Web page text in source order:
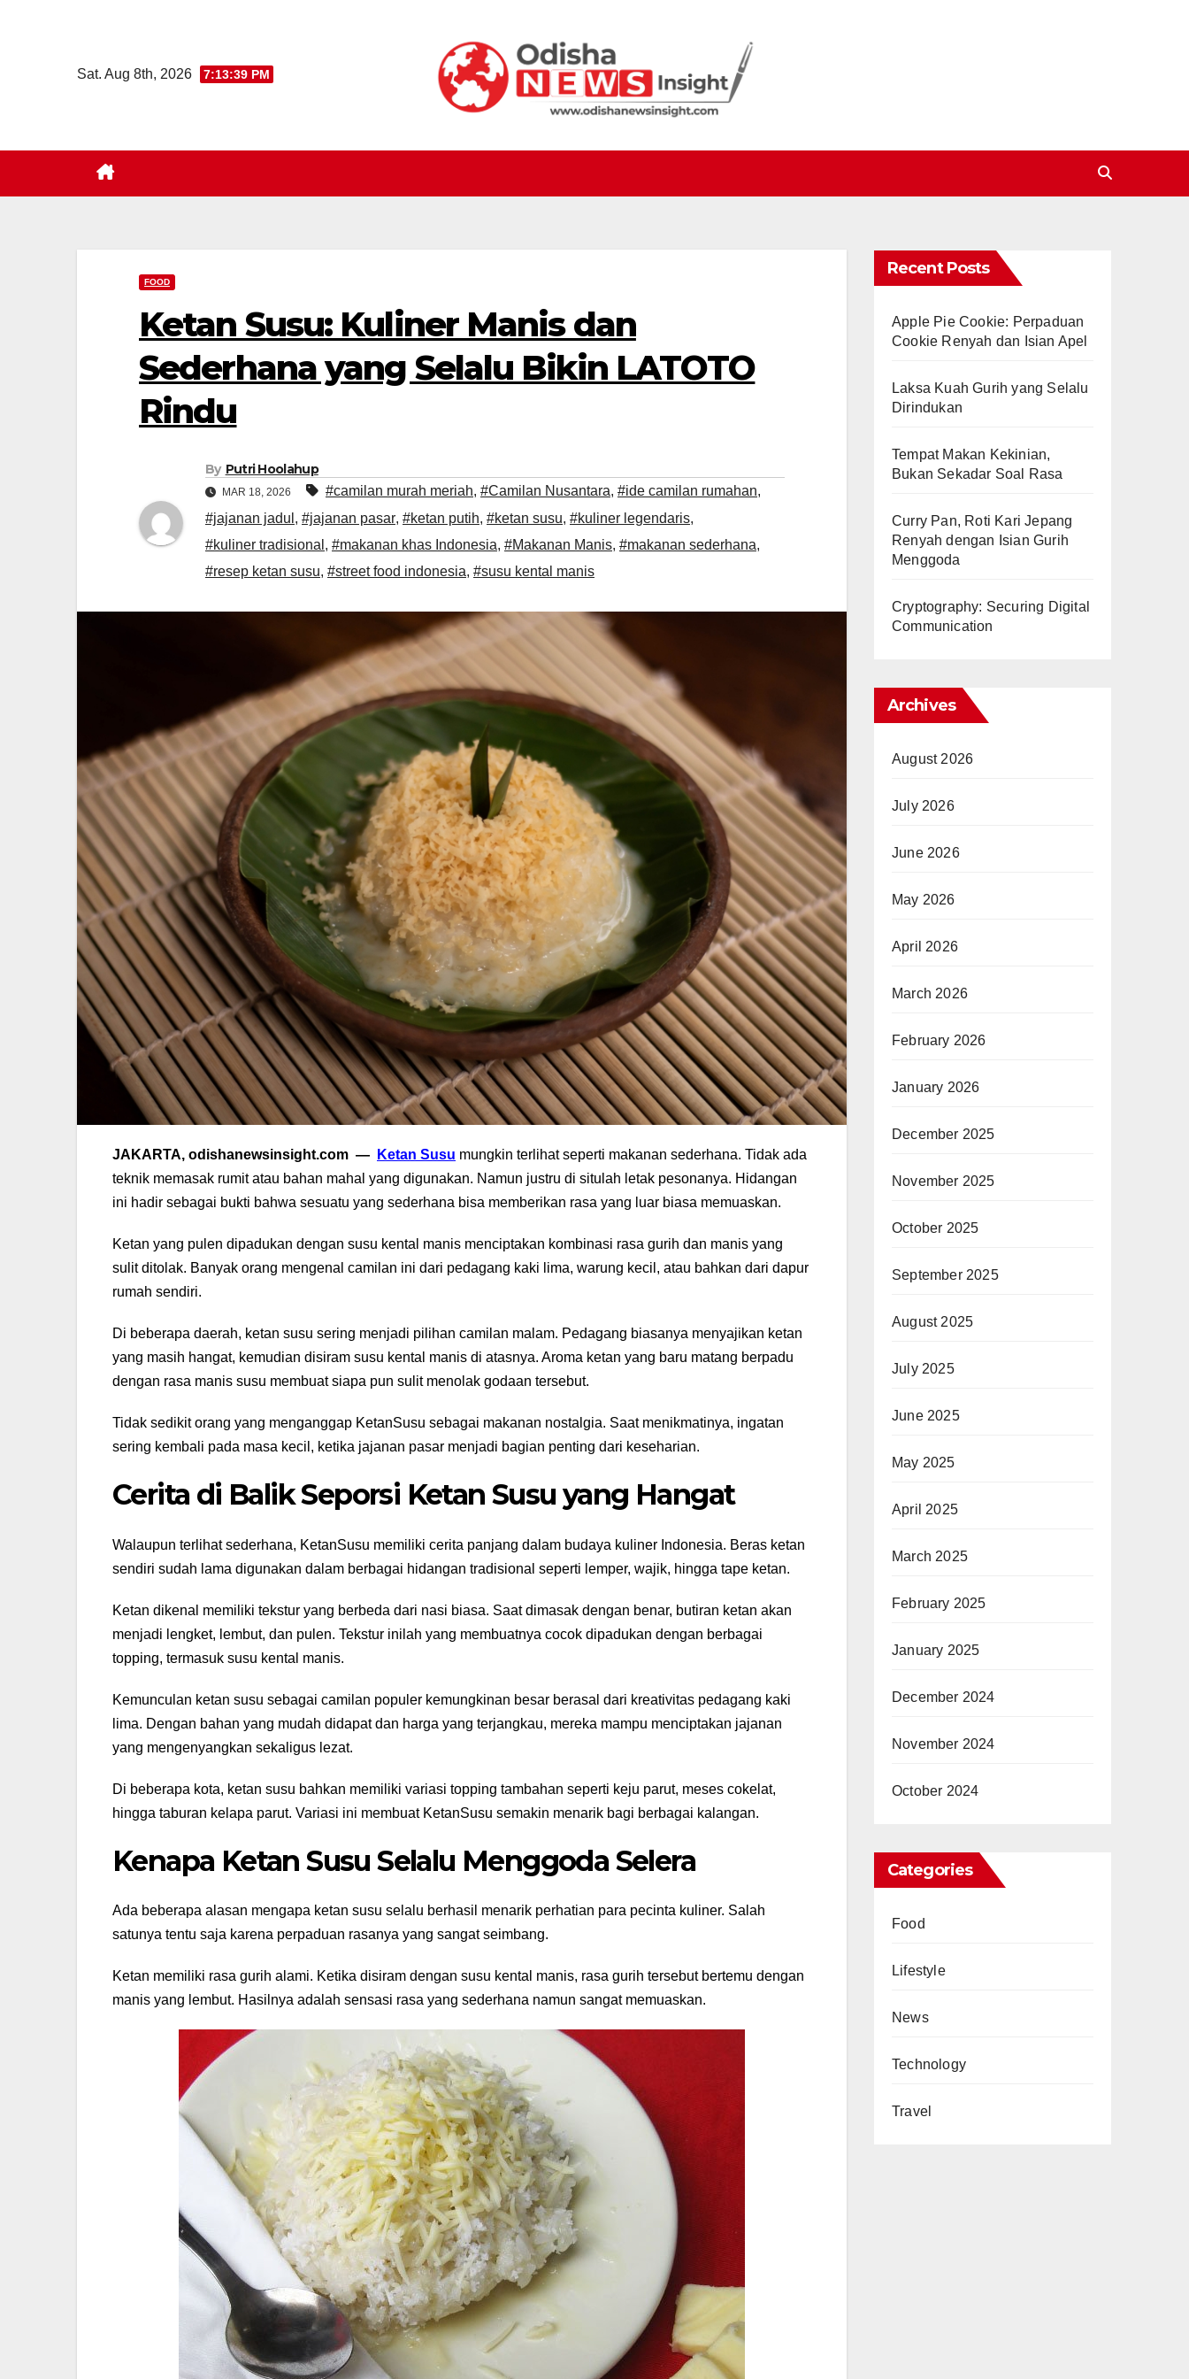
Sat. Aug 8th, 2026 7:13:40 PM
FOOD
Ketan Susu: Kuliner Manis dan
Sederhana yang Selalu Bikin LATOTO
Rindu
By Putri Hoolahup
MAR 18, 2026 #camilan murah meriah, #Camilan Nusantara, #ide camilan rumahan,
#jajanan jadul , #jajanan pasar, #ketan putih, #ketan susu, #kuliner legendaris,
#kuliner tradisional , #makanan khas Indonesia, #Makanan Manis, #makanan sederhana,
#resep ketan susu, #street food indonesia, #susu kental manis
JAKARTA, odishanewsinsight.com — Ketan Susu mungkin terlihat seperti makanan sederhana. Tidak ada
teknik memasak rumit atau bahan mahal yang digunakan. Namun justru di situlah letak pesonanya. Hidangan
ini hadir sebagai bukti bahwa sesuatu yang sederhana bisa memberikan rasa yang luar biasa memuaskan.
Ketan yang pulen dipadukan dengan susu kental manis menciptakan kombinasi rasa gurih dan manis yang
sulit ditolak. Banyak orang mengenal camilan ini dari pedagang kaki lima, warung kecil, atau bahkan dari dapur
rumah sendiri.
Di beberapa daerah, ketan susu sering menjadi pilihan camilan malam. Pedagang biasanya menyajikan ketan
yang masih hangat, kemudian disiram susu kental manis di atasnya. Aroma ketan yang baru matang berpadu
dengan rasa manis susu membuat siapa pun sulit menolak godaan tersebut.
Tidak sedikit orang yang menganggap KetanSusu sebagai makanan nostalgia. Saat menikmatinya, ingatan
sering kembali pada masa kecil, ketika jajanan pasar menjadi bagian penting dari keseharian.
Cerita di Balik Seporsi Ketan Susu yang Hangat
Walaupun terlihat sederhana, KetanSusu memiliki cerita panjang dalam budaya kuliner Indonesia. Beras ketan
sendiri sudah lama digunakan dalam berbagai hidangan tradisional seperti lemper, wajik, hingga tape ketan.
Ketan dikenal memiliki tekstur yang berbeda dari nasi biasa. Saat dimasak dengan benar, butiran ketan akan
menjadi lengket, lembut, dan pulen. Tekstur inilah yang membuatnya cocok dipadukan dengan berbagai
topping, termasuk susu kental manis.
Kemunculan ketan susu sebagai camilan populer kemungkinan besar berasal dari kreativitas pedagang kaki
lima. Dengan bahan yang mudah didapat dan harga yang terjangkau, mereka mampu menciptakan jajanan
yang mengenyangkan sekaligus lezat.
Di beberapa kota, ketan susu bahkan memiliki variasi topping tambahan seperti keju parut, meses cokelat,
hingga taburan kelapa parut. Variasi ini membuat KetanSusu semakin menarik bagi berbagai kalangan.
Kenapa Ketan Susu Selalu Menggoda Selera
Ada beberapa alasan mengapa ketan susu selalu berhasil menarik perhatian para pecinta kuliner. Salah
satunya tentu saja karena perpaduan rasanya yang sangat seimbang.
Ketan memiliki rasa gurih alami. Ketika disiram dengan susu kental manis, rasa gurih tersebut bertemu dengan
manis yang lembut. Hasilnya adalah sensasi rasa yang sederhana namun sangat memuaskan.
Recent Posts
Apple Pie Cookie: Perpaduan
Cookie Renyah dan Isian Apel
Laksa Kuah Gurih yang Selalu
Dirindukan
Tempat Makan Kekinian,
Bukan Sekadar Soal Rasa
Curry Pan, Roti Kari Jepang
Renyah dengan Isian Gurih
Menggoda
Cryptography: Securing Digital
Communication
Archives
August 2026
July 2026
June 2026
May 2026
April 2026
March 2026
February 2026
January 2026
December 2025
November 2025
October 2025
September 2025
August 2025
July 2025
June 2025
May 2025
April 2025
March 2025
February 2025
January 2025
December 2024
November 2024
October 2024
Categories
Food
Lifestyle
News
Technology
Travel